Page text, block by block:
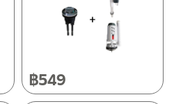
Bangkok
Yannawa,
/ 091-545-0556
฿549